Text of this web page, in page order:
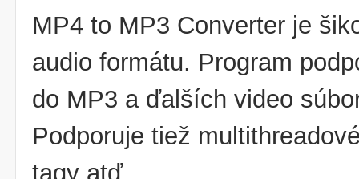
MP4 to MP3 Converter je
audio formátu. Program
do MP3 a ďalších video
Podporuje tiež
tagy atď